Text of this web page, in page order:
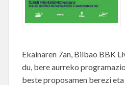
Ekainaren 7an, Bilbao BBK
du, bere aurreko
beste proposamen berezi